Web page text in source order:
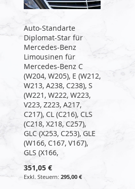
Auto-Standarte
Diplomat-Star für
Mercedes-Benz
Limousinen für
Mercedes-Benz C
(W204, W205), E (W212,
W213, A238, C238), S
(W221, W222, W223,
V223, Z223, A217,
C217), CL (C216), CLS
(C218, X218, C257),
GLC (X253, C253), GLE
(W166, C167, V167),
GLS (X166,
351,05 €
295,00 €